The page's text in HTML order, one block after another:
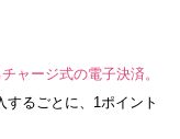
ャージ式の電子決済。
るごとに、1ポイント